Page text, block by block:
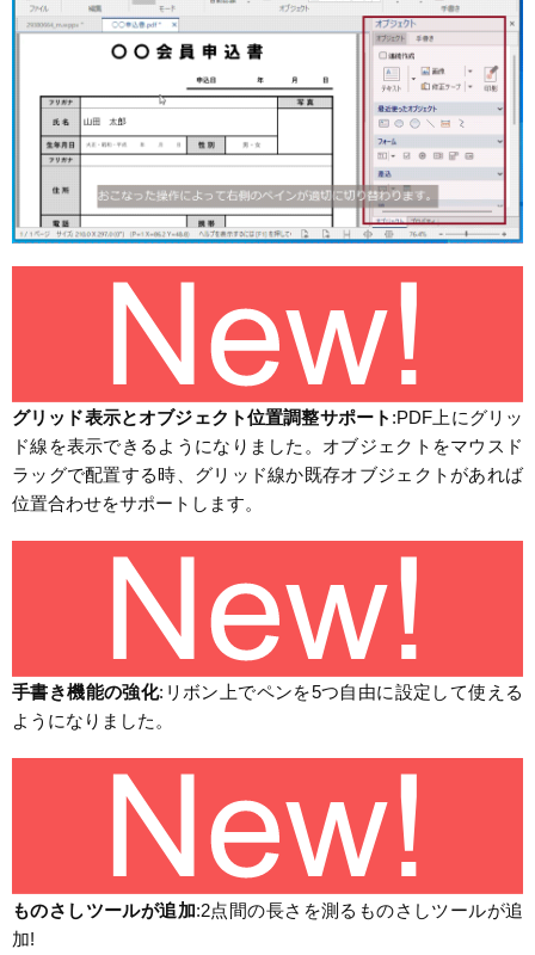
グリッド表示とオブジェクト位置調整サポート :PDF上にグリッ
ド線を表示できるようになりました。オブジェクトをマウスド
ラッグで配置する時、グリッド線か既存オブジェクトがあれば
位置合わせをサポートします。
手書き機能の強化:リボン上でペンを5つ自由に設定して使える
ようになりました。
ものさしツールが追加:2点間の長さを測るものさしツールが追
加!